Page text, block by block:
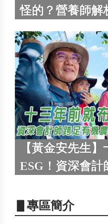
怪的？營養師解
【黃金安先生
ESG！資深會計
▋專區簡介